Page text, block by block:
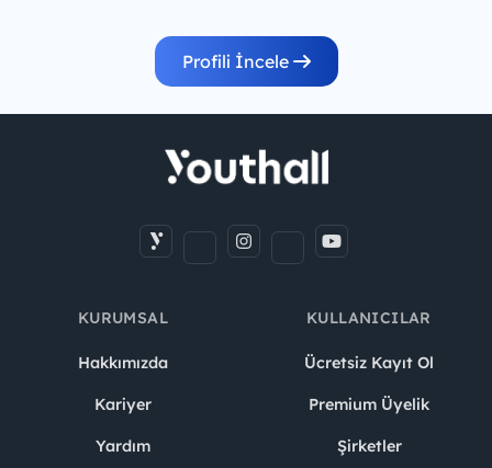
Profili İncele
KURUMSAL
Hakkımızda
Kariyer
Yardım
KULLANICILAR
Ücretsiz Kayıt Ol
Premium Üyelik
Şirketler